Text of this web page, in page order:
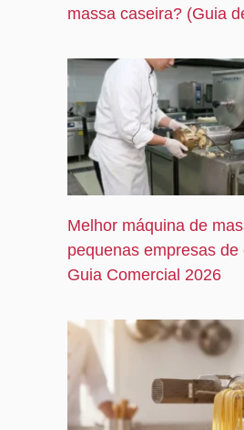
massa caseira? (Guia
Melhor máquina de
pequenas empresas de
Guia Comercial 2026